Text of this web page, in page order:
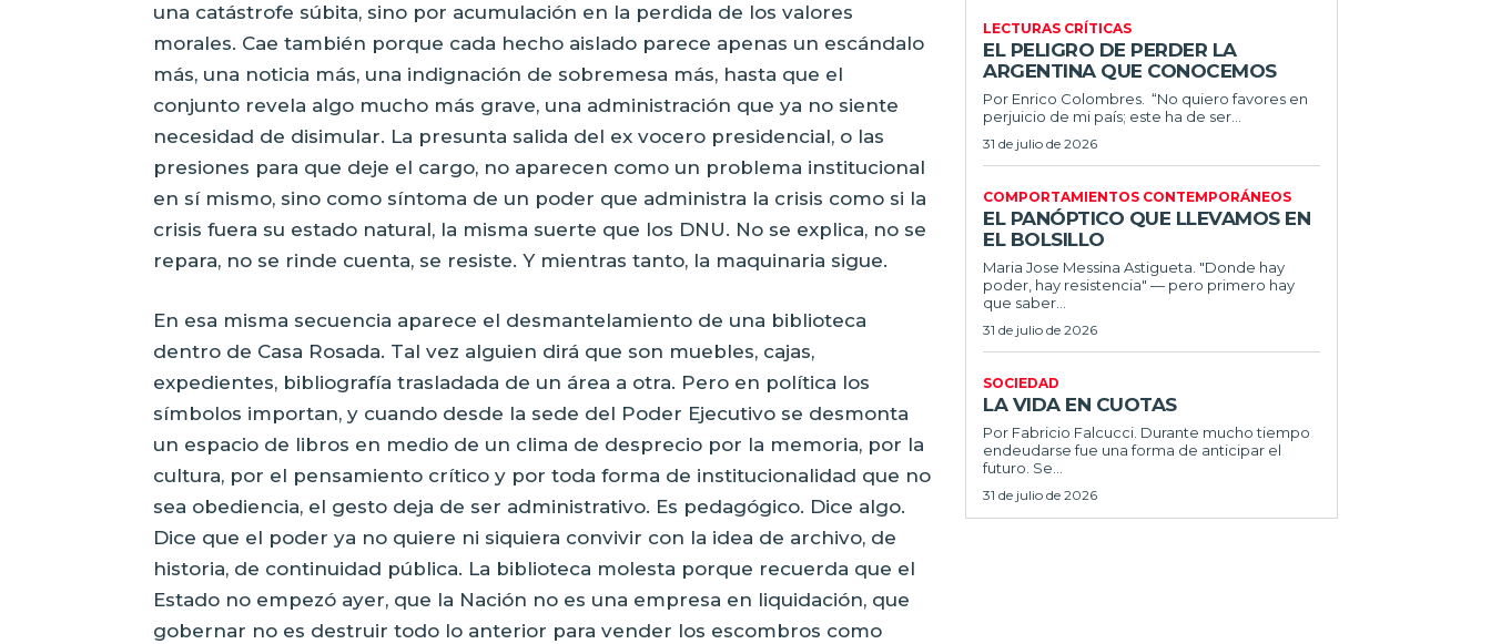
una catástrofe súbita, sino por acumulación en la perdida de los valores
morales. Cae también porque cada hecho aislado parece apenas un escándalo
más, una noticia más, una indignación de sobremesa más, hasta que el
conjunto revela algo mucho más grave, una administración que ya no siente
necesidad de disimular. La presunta salida del ex vocero presidencial, o las
presiones para que deje el cargo, no aparecen como un problema institucional
en sí mismo, sino como síntoma de un poder que administra la crisis como si la
crisis fuera su estado natural, la misma suerte que los DNU. No se explica, no se
repara, no se rinde cuenta, se resiste. Y mientras tanto, la maquinaria sigue.
En esa misma secuencia aparece el desmantelamiento de una biblioteca
dentro de Casa Rosada. Tal vez alguien dirá que son muebles, cajas,
expedientes, bibliografía trasladada de un área a otra. Pero en política los
símbolos importan, y cuando desde la sede del Poder Ejecutivo se desmonta
un espacio de libros en medio de un clima de desprecio por la memoria, por la
cultura, por el pensamiento crítico y por toda forma de institucionalidad que no
sea obediencia, el gesto deja de ser administrativo. Es pedagógico. Dice algo.
Dice que el poder ya no quiere ni siquiera convivir con la idea de archivo, de
historia, de continuidad pública. La biblioteca molesta porque recuerda que el
Estado no empezó ayer, que la Nación no es una empresa en liquidación, que
gobernar no es destruir todo lo anterior para vender los escombros como
LECTURAS CRÍTICAS
EL PELIGRO DE PERDER LA
ARGENTINA QUE CONOCEMOS
Por Enrico Colombres. “No quiero favores en
perjuicio de mi país; este ha de ser...
31 de julio de 2026
COMPORTAMIENTOS CONTEMPORÁNEOS
EL PANÓPTICO QUE LLEVAMOS EN
EL BOLSILLO
Maria Jose Messina Astigueta. "Donde hay
poder, hay resistencia" — pero primero hay
que saber...
31 de julio de 2026
SOCIEDAD
LA VIDA EN CUOTAS
Por Fabricio Falcucci. Durante mucho tiempo
endeudarse fue una forma de anticipar el
futuro. Se...
31 de julio de 2026